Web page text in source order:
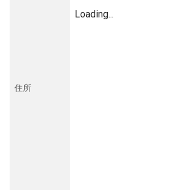
住所
Loading...